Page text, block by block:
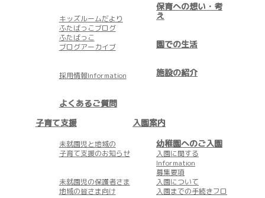
キッズルームだより
ふたばっこブログ
ふたばっこ
ブログアーカイブ
採用情報Information
よくあるご質問
保育への想い・考
え
園での生活
施設の紹介
子育て支援
未就園児と地域の
子育て支援のお知らせ
未就園児の保護者さま
地域の皆さま向け
入園案内
幼稚園へのご入園
入園に関する
Information
募集要項
入園について
入園までの手続きフロ